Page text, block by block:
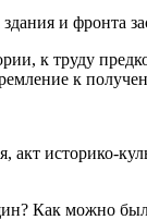
и фронта
к труду
к
историко-
Как можно